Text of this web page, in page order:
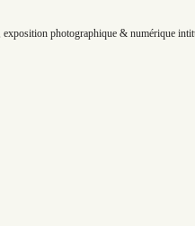
exposition photographique & numérique